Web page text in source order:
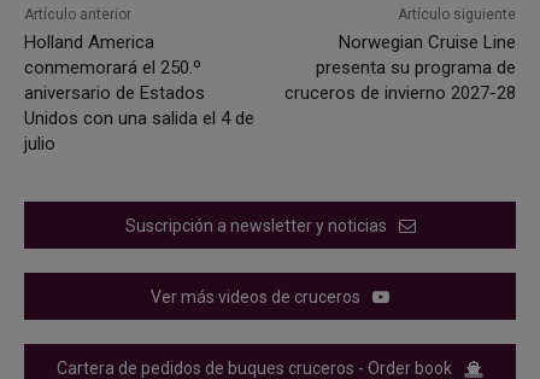
Artículo anterior
Holland America
conmemorará el 250.º
aniversario de Estados
Unidos con una salida el 4 de
julio
Artículo siguiente
Norwegian Cruise Line
presenta su programa de
cruceros de invierno 2027-28
Suscripción a newsletter y noticias
Ver más videos de cruceros
Cartera de pedidos de buques cruceros - Order book